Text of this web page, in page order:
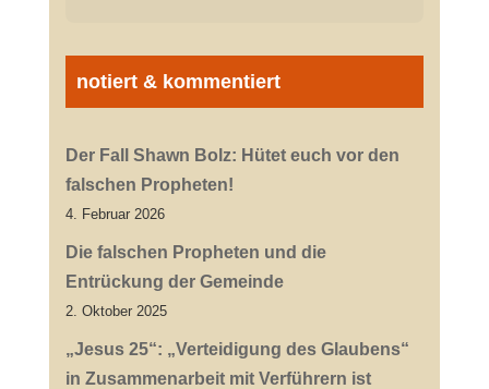
notiert & kommentiert
Der Fall Shawn Bolz: Hütet euch vor den
falschen Propheten!
4. Februar 2026
Die falschen Propheten und die
Entrückung der Gemeinde
2. Oktober 2025
„Jesus 25“: „Verteidigung des Glaubens“
in Zusammenarbeit mit Verführern ist